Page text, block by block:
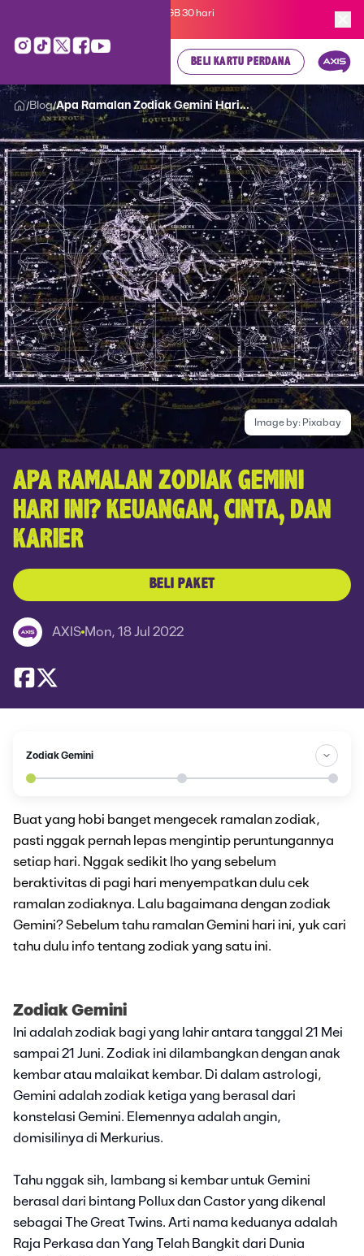
Kartu Perdana AXIS Suka-Suka 3GB 30 hari
BELI KARTU PERDANA
/Blog/Apa Ramalan Zodiak Gemini Hari...
Image by: Pixabay
APA RAMALAN ZODIAK GEMINI
HARI INI? KEUANGAN, CINTA, DAN
KARIER
BELI PAKET
AXIS Mon, 18 Jul 2022
Zodiak Gemini
Buat yang hobi banget mengecek ramalan zodiak,
pasti nggak pernah lepas mengintip peruntungannya
setiap hari. Nggak sedikit lho yang sebelum
beraktivitas di pagi hari menyempatkan dulu cek
ramalan zodiaknya. Lalu bagaimana dengan zodiak
Gemini? Sebelum tahu ramalan Gemini hari ini, yuk cari
tahu dulu info tentang zodiak yang satu ini.
Zodiak Gemini
Ini adalah zodiak bagi yang lahir antara tanggal 21 Mei
sampai 21 Juni. Zodiak ini dilambangkan dengan anak
kembar atau malaikat kembar. Di dalam astrologi,
Gemini adalah zodiak ketiga yang berasal dari
konstelasi Gemini. Elemennya adalah angin,
domisilinya di Merkurius.
Tahu nggak sih, lambang si kembar untuk Gemini
berasal dari bintang Pollux dan Castor yang dikenal
sebagai The Great Twins. Arti nama keduanya adalah
Raja Perkasa dan Yang Telah Bangkit dari Dunia